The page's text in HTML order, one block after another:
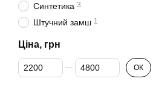
Синтетика 3
Штучний замш 1
Ціна, грн
Від Ціна, грн
До Ціна, грн ОК